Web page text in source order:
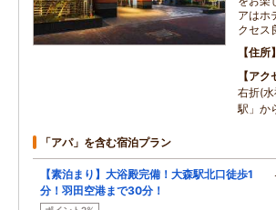
アはホ
クセス
住所
アク
右折(
駅」か
「アパ」を含む宿泊プラン
【素泊まり】大浴殿完備！大森駅北口徒歩1
分！羽田空港まで30分！